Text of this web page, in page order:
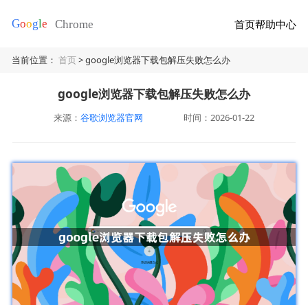
首页帮助中心
当前位置：首页> google浏览器下载包解压失败怎么办
google浏览器下载包解压失败怎么办
来源： 谷歌浏览器官网 时间：2026-01-22